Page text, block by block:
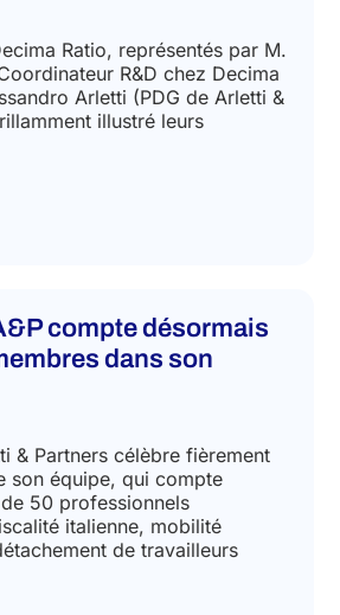
Ratio, représentés par M.
R&D chez Decima
Arletti (PDG de Arletti &
illustré leurs
compte désormais
dans son
& Partners célèbre fièrement
son équipe, qui compte
50 professionnels
italienne, mobilité
de travailleurs